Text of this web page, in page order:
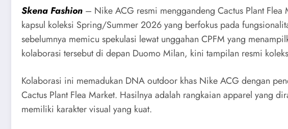
Skena Fashion – Nike ACG resmi menggandeng Cactus Plant Flea
kapsul koleksi Spring/Summer 2026 yang berfokus pada
sebelumnya memicu spekulasi lewat unggahan CPFM yang
kolaborasi tersebut di depan Duomo Milan, kini tampilan resmi
Kolaborasi ini memadukan DNA outdoor khas Nike ACG dengan
Cactus Plant Flea Market. Hasilnya adalah rangkaian apparel yang
memiliki karakter visual yang kuat.